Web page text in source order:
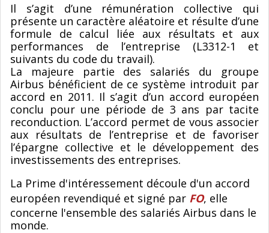
Il s’agit d’une rémunération collective qui
présente un caractère aléatoire et résulte d’une
formule de calcul liée aux résultats et aux
performances de l’entreprise (L3312-1 et
suivants du code du travail).
La majeure partie des salariés du groupe
Airbus bénéficient de ce système introduit par
accord en 2011. Il s’agit d’un accord européen
conclu pour une période de 3 ans par tacite
reconduction. L’accord permet de vous associer
aux résultats de l’entreprise et de favoriser
l’épargne collective et le développement des
investissements des entreprises.
La Prime d'intéressement découle d'un accord
européen revendiqué et signé par FO, elle
concerne l'ensemble des salariés Airbus dans le
monde.